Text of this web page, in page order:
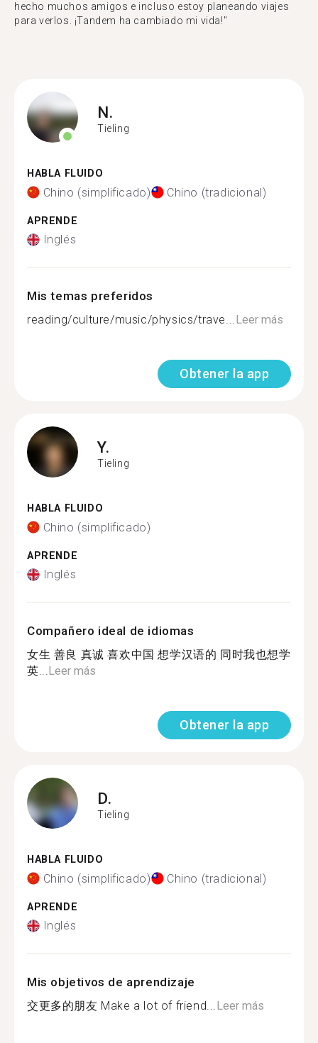
hecho muchos amigos e incluso estoy planeando viajes
para verlos. ¡Tandem ha cambiado mi vida!"
N.
Tieling
HABLA FLUIDO
Chino (simplificado) Chino (tradicional)
APRENDE
Inglés
Mis temas preferidos
reading/culture/music/physics/trave...Leer más
Obtener la app
Y.
Tieling
HABLA FLUIDO
Chino (simplificado)
APRENDE
Inglés
Compañero ideal de idiomas
女生 善良 真诚 喜欢中国 想学汉语的 同时我也想学
英...Leer más
Obtener la app
D.
Tieling
HABLA FLUIDO
Chino (simplificado) Chino (tradicional)
APRENDE
Inglés
Mis objetivos de aprendizaje
交更多的朋友 Make a lot of friend...Leer más